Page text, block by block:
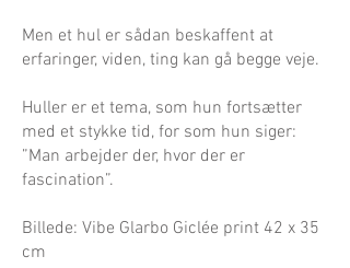
Men et hul er sådan beskaffent at
erfaringer, viden, ting kan gå begge veje.
Huller er et tema, som hun fortsætter
med et stykke tid, for som hun siger:
”Man arbejder der, hvor der er
fascination”.
Billede: Vibe Glarbo Giclée print 42 x 35
cm